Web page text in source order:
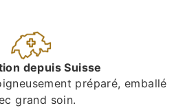
depuis Suisse
préparé, emballé
grand soin.